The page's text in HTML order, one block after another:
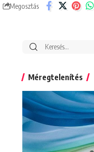
Megosztás
Search
Méregtelenítés